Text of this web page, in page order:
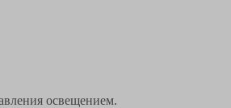
освещением.